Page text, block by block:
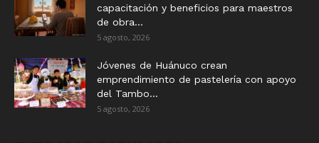
capacitación y beneficios para maestros
de obra...
5 agosto, 2026
Jóvenes de Huánuco crean
emprendimiento de pastelería con apoyo
del Tambo...
5 agosto, 2026